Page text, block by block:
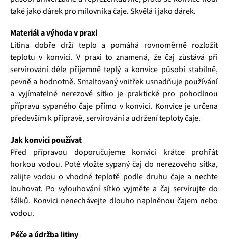
také jako dárek pro milovníka čaje. Skvělá i jako dárek.
Materiál a výhoda v praxi
Litina dobře drží teplo a pomáhá rovnoměrně rozložit
teplotu v konvici. V praxi to znamená, že čaj zůstává při
servírování déle příjemně teplý a konvice působí stabilně,
pevně a hodnotně. Smaltovaný vnitřek usnadňuje používání
a vyjímatelné nerezové sítko je praktické pro pohodlnou
přípravu sypaného čaje přímo v konvici. Konvice je určena
především k přípravě, servírování a udržení teploty čaje.
Jak konvici používat
Před přípravou doporučujeme konvici krátce prohřát
horkou vodou. Poté vložte sypaný čaj do nerezového sítka,
zalijte vodou o vhodné teplotě podle druhu čaje a nechte
louhovat. Po vylouhování sítko vyjměte a čaj servírujte do
šálků. Konvici nenechávejte dlouho naplněnou čajem nebo
vodou.
Péče a údržba litiny